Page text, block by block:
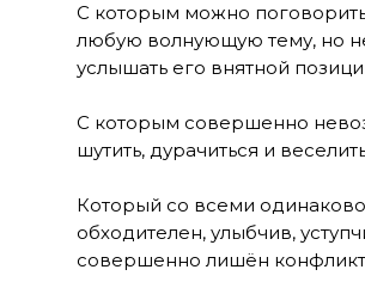
С которым можно
любую волнующую тему, но
услышать его внятной
С которым совершенно
шутить, дурачиться и
Который со всеми одинаково
обходителен, улыбчив,
совершенно лишён